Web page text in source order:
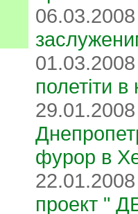
полетіти
фурор в
проект "